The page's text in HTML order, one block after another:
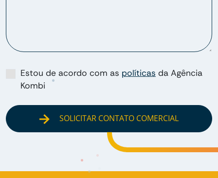
Estou de acordo com as políticas da Agência
Kombi
SOLICITAR CONTATO COMERCIAL